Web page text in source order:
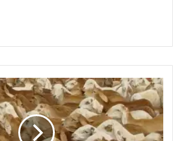
خراف
الأضاحي
حلم
بعيد
المنال